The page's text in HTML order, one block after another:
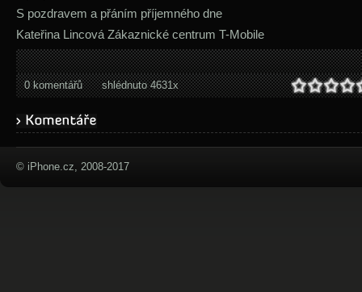
S pozdravem a přáním příjemného dne
Kateřina Lincová Zákaznické centrum T-Mobile
0 komentářů shlédnuto 4631x
© iPhone.cz, 2008-2017